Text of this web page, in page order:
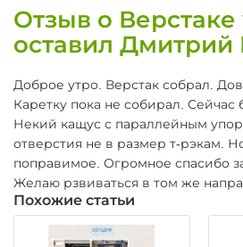
Отзыв о Верстаке
оставил Дмитрий
Доброе утро. Верстак собрал.
Каретку пока не собирал. Сейчас
Некий кащус с параллейным
отверстия не в размер т-рэкам.
поправимое. Огромное спасибо
Желаю рзвиваться в том же
Похожие статьи